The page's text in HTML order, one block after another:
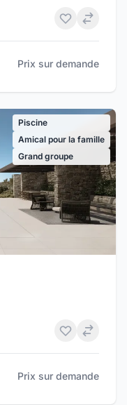
Prix sur demande
Piscine
Amical pour la famille
Grand groupe
Prix sur demande